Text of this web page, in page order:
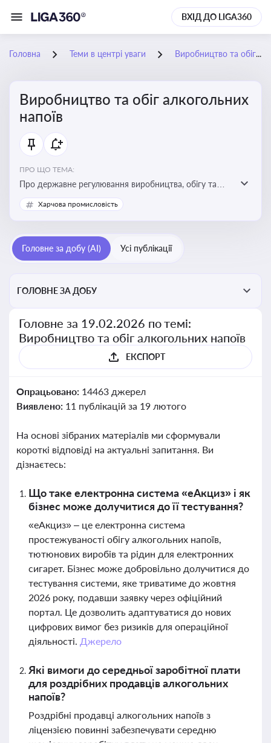
ВХІД ДО LIGA360
Головна Теми в центрі уваги Виробництво та обіг алкогольних напоїв
Виробництво та обіг алкогольних
напоїв
ПРО ЩО ТЕМА:
Про державне регулювання виробництва, обігу та
оподаткування алкогольної продукції, про
ліцензування та правові ризики
Харчова промисловість
Головне за добу (AI) Усі публікації
ГОЛОВНЕ ЗА ДОБУ
Головне за 19.02.2026 по темі:
Виробництво та обіг алкогольних напоїв
ЕКСПОРТ
Опрацьовано: 14463 джерел
Виявлено: 11 публікацій за 19 лютого
На основі зібраних матеріалів ми сформували
короткі відповіді на актуальні запитання. Ви
дізнаєтесь:
Що таке електронна система «еАкциз» і як
бізнес може долучитися до її тестування?
«еАкциз» – це електронна система
простежуваності обігу алкогольних напоїв,
тютюнових виробів та рідин для електронних
сигарет. Бізнес може добровільно долучитися до
тестування системи, яке триватиме до жовтня
2026 року, подавши заявку через офіційний
портал. Це дозволить адаптуватися до нових
цифрових вимог без ризиків для операційної
діяльності. Джерело
Які вимоги до середньої заробітної плати
для роздрібних продавців алкогольних
напоїв?
Роздрібні продавці алкогольних напоїв з
ліцензією повинні забезпечувати середню